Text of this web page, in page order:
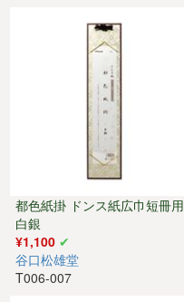
都色紙掛 ドンス紙広巾短冊用
白銀
¥1,100
谷口松雄堂
T006-007